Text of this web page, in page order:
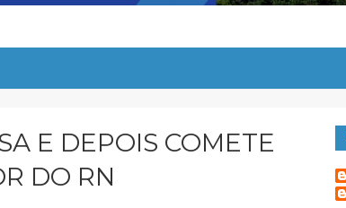
E DEPOIS COMETE
DO RN